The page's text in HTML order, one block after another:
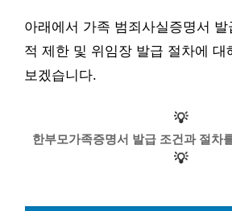
아래에서 가족 범죄사실증명서
적 제한 및 위임장 발급 절차에 대
보겠습니다.
💡
한부모가족증명서 발급 조건과 절차
💡